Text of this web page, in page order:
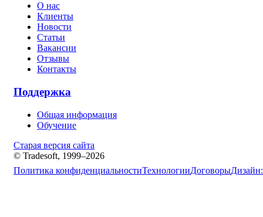
О нас
Клиенты
Новости
Статьи
Вакансии
Отзывы
Контакты
Поддержка
Общая информация
Обучение
Старая версия сайта
© Tradesoft, 1999–2026
Политика конфиденциальностиТехнологииДоговорыДизайн: